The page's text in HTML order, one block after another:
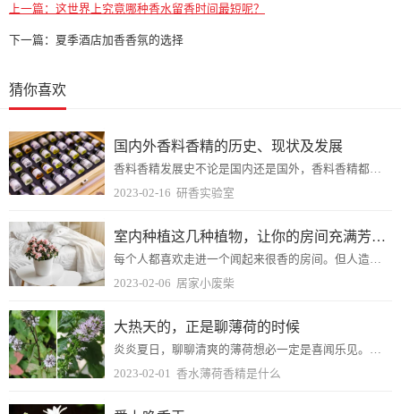
上一篇： 这世界上究竟哪种香水留香时间最短呢？
下一篇： 夏季酒店加香香氛的选择
猜你喜欢
国内外香料香精的历史、现状及发展
香料香精发展史不论是国内还是国外，香料香精都有着非常悠久的历史。据记载，公元前3500年埃及皇帝曼乃斯等墓里就发现了似是树脂或香膏所散发出的香气，而我国早在50...
2023-02-16 研香实验室
室内种植这几种植物，让你的房间充满芳香，净化空气，芬芳室内
每个人都喜欢走进一个闻起来很香的房间。但人造香料可能具有潜在毒性，尤其是对儿童或宠物，以及有敏感、肺部问题或呼吸问题的成年人。芬芳的室内植物可以更安全地将令人愉...
2023-02-06 居家小废柴
大热天的，正是聊薄荷的时候
炎炎夏日，聊聊清爽的薄荷想必一定是喜闻乐见。从小时候吃不腻的绿色口香糖，到长大后第一口Mojito鸡尾酒，再到“清新宜人”的爆珠香烟，薄荷的气味和口感大家再熟悉...
2023-02-01 香水薄荷香精是什么